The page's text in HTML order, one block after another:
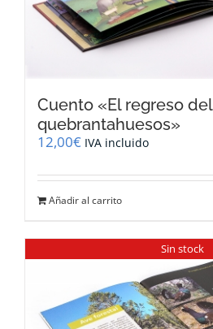
Cuento «El regreso del
quebrantahuesos»
12,00€ IVA incluido
Añadir al carrito
Sin stock